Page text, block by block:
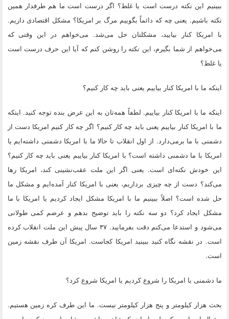
ببینیم این نکته درست است یا غلط؟ اگر درست است ما هم طرفدار همین
نکته باشیم. یعنی چه که دائماً بگوییم مرگ بر امریکا؟ مشکل اقتصادی داریم.
با امریکا کنار بیایید، مشکلتان حل می‌شد. می‌خواهم در این وقتی که
می‌خواهم از شما بگیرم، این نکته را روشن کنم که آیا این حرف درست است
یا غلط؟
اینکه ما با امریکا کنار بیاییم یعنی باید چه کار کنیم؟
اینکه ما با امریکا کنار بیاییم. لطفاً همه‌تان به این عرض بنده توجه کنید. اینکه
ما با امریکا کنار بیاییم یعنی باید چه کار کنیم؟ اگر چه کار کنیم امریکا دست از
دشمنی با ما برمی‌دارد. از اول انقلاب تا حالا ما با امریکا دشمنی داشته‌ایم یا
امریکا با ما دشمنی داشته است؟ با امریکا کنار بیاییم یعنی باید چه کار کنیم؟
این خودش نکته‌ای است. یعنی اگر این ملت عقب‌نشینی کند، امریکا رها
می‌کند؟ دست از چه چیزی برداریم، یعنی با امریکا کنار آمده‌ایم و مشکل ما
حل شده است؟ اصلاً ببینیم ما با امریکا مشکل ایجاد کردیم یا امریکا با ما
مشکل ایجاد کرد؟ دو سه نکته را باید توضیح بدهم و عرضم کمی طولانی
می‌شود و استدعا می‌کنم دقت بفرمایید. ۳۷ سال پیش این ملت انقلاب کرده
است. در نقشه نگاه کنید ببینید امریکا کجاست. امریکا آن طرف نقشه زمین
است.
ما دشمنی با امریکا را شروع کردیم یا امریکا شروع کرد؟
بحث هزار کیلومتر و پنج هزار کیلومتر نیست. ما این طرف کره زمین هستیم.